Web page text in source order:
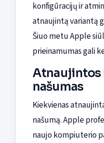
konfigūracijų ir
atnaujintą variantą
Šiuo metu Apple
prieinamumas gali
Atnaujintos
našumas
Kiekvienas
našumą. Apple
naujo kompiuterio